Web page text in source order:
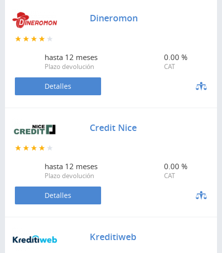
Dineromon
hasta 12 meses
Plazo devolución
0.00 %
CAT
Detalles
Credit Nice
hasta 12 meses
Plazo devolución
0.00 %
CAT
Detalles
Kreditiweb